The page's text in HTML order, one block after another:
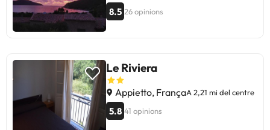
8.5 26 opinions
Le Riviera
Appietto, FrançaA 2,21 mi del centre
5.8 41 opinions